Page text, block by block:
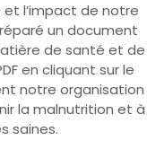
et l’impact de notre
un document
de santé et de
en cliquant sur le
notre organisation
la malnutrition et à
saines.